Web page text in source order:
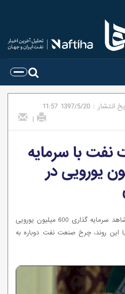
انتشار : 1397/5/20
11:57
|
نفت با سرمایه
میلیون یورویی در
وزیر نفت گفت: در سال جاری شاهد سرمایه گذاری 600 میلیون یورویی
این روند، چرخ صنعت نفت دوباره به